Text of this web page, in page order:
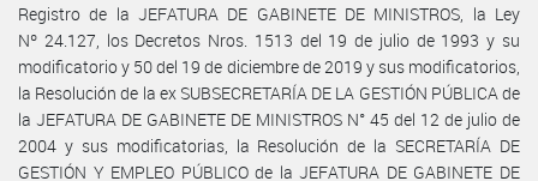
Registro de la JEFATURA DE GABINETE DE MINISTROS, la Ley
Nº 24.127, los Decretos Nros. 1513 del 19 de julio de 1993 y su
modificatorio y 50 del 19 de diciembre de 2019 y sus modificatorios,
la Resolución de la ex SUBSECRETARÍA DE LA GESTIÓN PÚBLICA de
la JEFATURA DE GABINETE DE MINISTROS N° 45 del 12 de julio de
2004 y sus modificatorias, la Resolución de la SECRETARÍA DE
GESTIÓN Y EMPLEO PÚBLICO de la JEFATURA DE GABINETE DE